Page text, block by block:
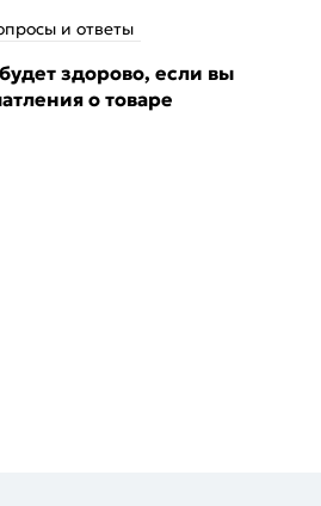
и ответы
здорово, если вы
о товаре